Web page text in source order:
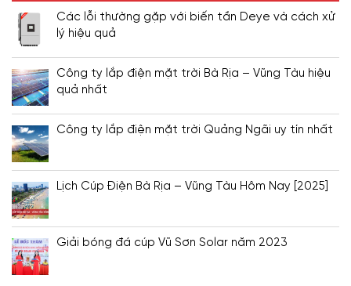
Các lỗi thường gặp với biến tần Deye và cách xử
lý hiệu quả
Công ty lắp điện mặt trời Bà Rịa – Vũng Tàu hiệu
quả nhất
Công ty lắp điện mặt trời Quảng Ngãi uy tín nhất
Lịch Cúp Điện Bà Rịa – Vũng Tàu Hôm Nay [2025]
Giải bóng đá cúp Vũ Sơn Solar năm 2023